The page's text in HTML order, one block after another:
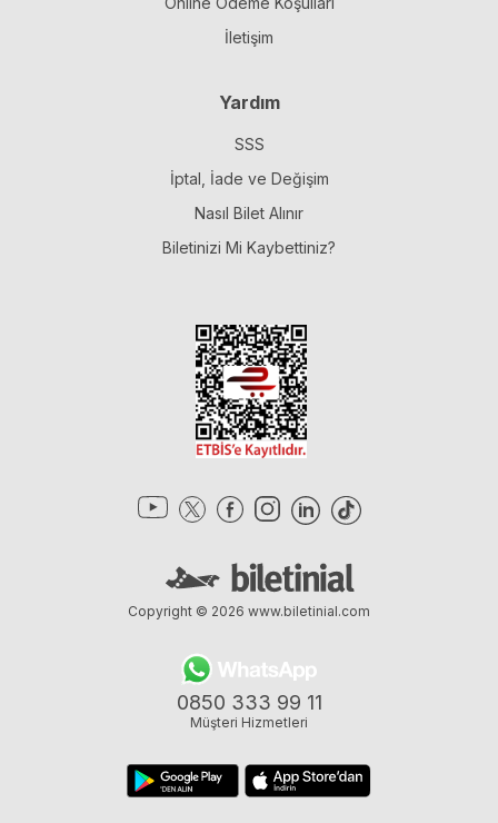
İletişim
Yardım
SSS
İptal, İade ve Değişim
Nasıl Bilet Alınır
Biletinizi Mi Kaybettiniz?
0850 333 99 11
Müşteri Hizmetleri
Copyright © 2026 www.biletinial.com